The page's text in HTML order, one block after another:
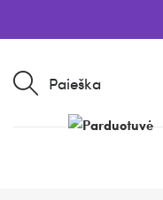
Paieška